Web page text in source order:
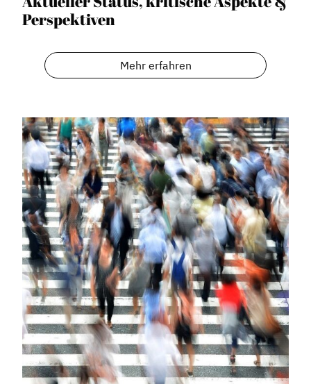
Perspektiven
Mehr erfahren